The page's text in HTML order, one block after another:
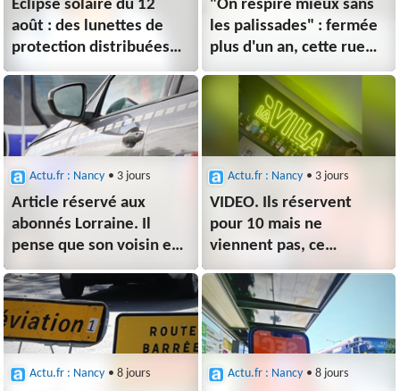
Éclipse solaire du 12
août : des lunettes de
protection distribuées
gratuitement à Nancy,
voici où et quand
"On respire mieux sans
les palissades" : fermée
plus d'un an, cette rue
est à nouveau accessible
à Nancy
Actu.fr : Nancy • 3 jours
Article réservé aux
abonnés Lorraine. Il
pense que son voisin est
victime d'un cambriolage
: la police intervient et
fait une
découverte inattendue
Actu.fr : Nancy • 3 jours
VIDEO. Ils réservent
pour 10 mais ne
viennent pas, ce
restaurateur les
interpelle de façon
insolite : "Ça me révolte"
Actu.fr : Nancy • 8 jours Actu.fr : Nancy • 8 jours